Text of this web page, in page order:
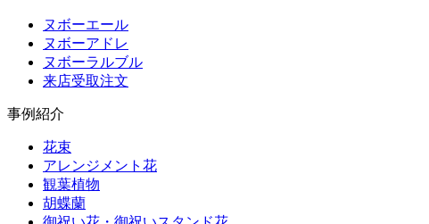
ヌボーエール
ヌボーアドレ
ヌボーラルブル
来店受取注文
事例紹介
花束
アレンジメント花
観葉植物
胡蝶蘭